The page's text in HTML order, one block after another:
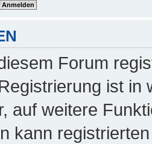
Forum
ist in
auf weitere
kann